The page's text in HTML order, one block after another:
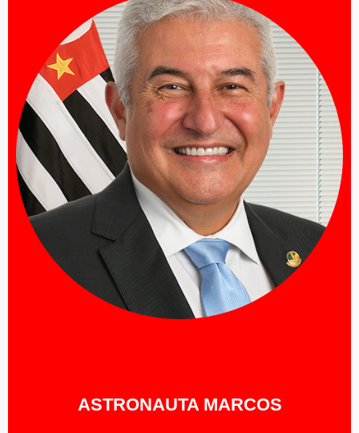
ASTRONAUTA MARCOS